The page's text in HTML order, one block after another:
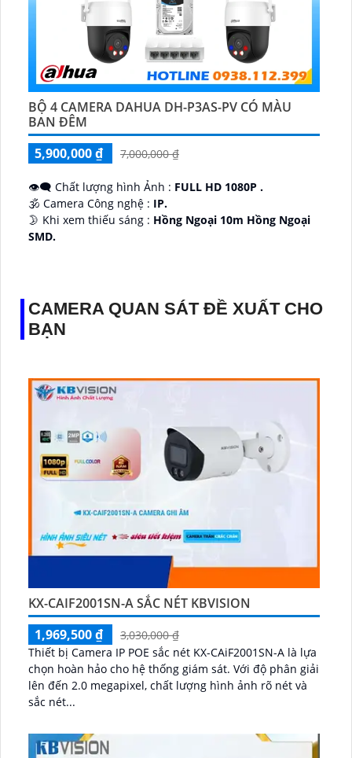
BỘ 4 CAMERA DAHUA DH-P3AS-PV CÓ MÀU
BAN ĐÊM
5,900,000 ₫
7,000,000 ₫
👁️‍🗨 Chất lượng hình Ảnh : FULL HD 1080P .
🕉️ Camera Công nghệ : IP.
🌛 Khi xem thiếu sáng : Hồng Ngoại 10m Hồng Ngoại
SMD.
CAMERA QUAN SÁT ĐỀ XUẤT CHO
BẠN
KX-CAIF2001SN-A SẮC NÉT KBVISION
1,969,500 ₫
3,030,000 ₫
Thiết bị Camera IP POE sắc nét KX-CAiF2001SN-A là lựa
chọn hoàn hảo cho hệ thống giám sát. Với độ phân giải
lên đến 2.0 megapixel, chất lượng hình ảnh rõ nét và
sắc nét...